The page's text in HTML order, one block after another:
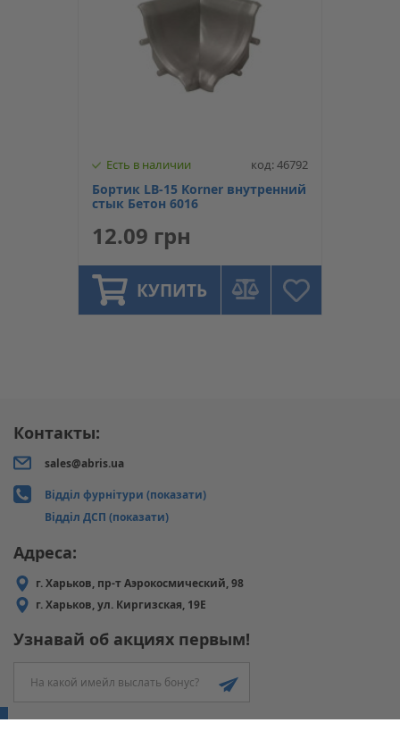
Есть в наличии код: 46792
Бортик LB-15 Korner внутренний
стык Бетон 6016
12.09 грн
КУПИТЬ
Контакты:
sales@abris.ua
Відділ фурнітури (показати)
Відділ ДСП (показати)
Адреса:
г. Харьков, пр-т Аэрокосмический, 98
г. Харьков, ул. Киргизская, 19Е
Узнавай об акциях первым!